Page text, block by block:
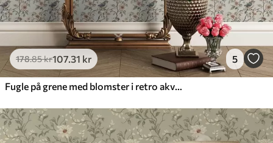
178.85kr107.31 kr 5
Fugle på grene med blomster i retro akvarel-stil